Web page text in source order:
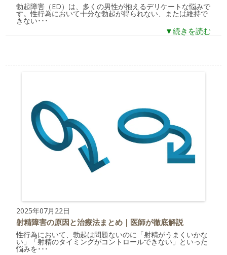
勃起障害（ED）は、多くの男性が抱えるデリケートな悩みで
す。性行為において十分な勃起が得られない、または維持で
きない･･･
▼続きを読む
2025年07月22日
射精障害の原因と治療法まとめ｜医師が徹底解説
性行為において、勃起は問題ないのに「射精がうまくいかな
い」「射精のタイミングがコントロールできない」といった
悩みを･･･